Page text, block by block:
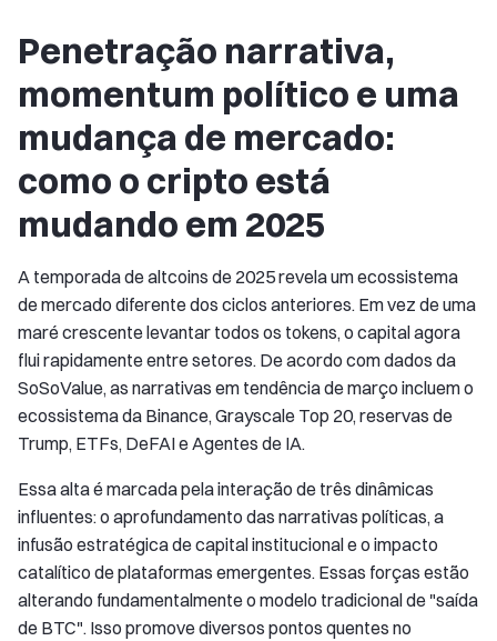
Penetração narrativa,
momentum político e uma
mudança de mercado:
como o cripto está
mudando em 2025
A temporada de altcoins de 2025 revela um ecossistema
de mercado diferente dos ciclos anteriores. Em vez de uma
maré crescente levantar todos os tokens, o capital agora
flui rapidamente entre setores. De acordo com dados da
SoSoValue, as narrativas em tendência de março incluem o
ecossistema da Binance, Grayscale Top 20, reservas de
Trump, ETFs, DeFAI e Agentes de IA.
Essa alta é marcada pela interação de três dinâmicas
influentes: o aprofundamento das narrativas políticas, a
infusão estratégica de capital institucional e o impacto
catalítico de plataformas emergentes. Essas forças estão
alterando fundamentalmente o modelo tradicional de "saída
de BTC". Isso promove diversos pontos quentes no